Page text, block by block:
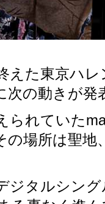
えた東京ハ
次の動きが発
られていた
の場所は聖地
ジタルシン